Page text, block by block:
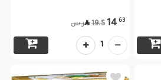
63
14
 19.5 ر.س
1